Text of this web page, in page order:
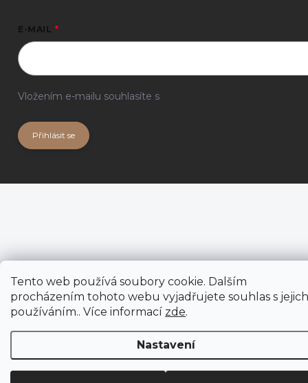
Tento web používá soubory cookie. Dalším
procházením tohoto webu vyjadřujete souhlas s jejich
používáním.. Více informací zde.
Nastavení
E-MAIL
Vložením e-mailu souhlasíte s
Přihlásit se